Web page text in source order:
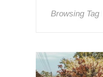
Browsing Tag